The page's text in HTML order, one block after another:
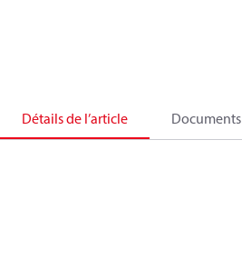
Détails de l’article Documents